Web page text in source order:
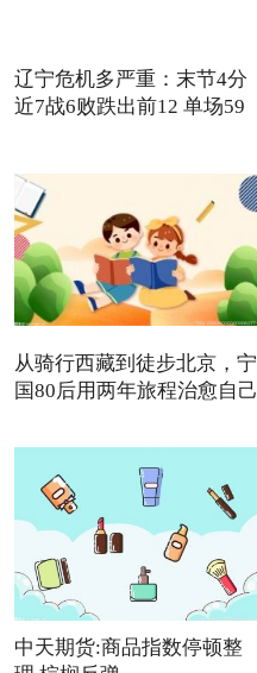
辽宁危机多严重：末节4分
近7战6败跌出前12 单场59
从骑行西藏到徒步北京，宁
国80后用两年旅程治愈自己
中天期货:商品指数停顿整